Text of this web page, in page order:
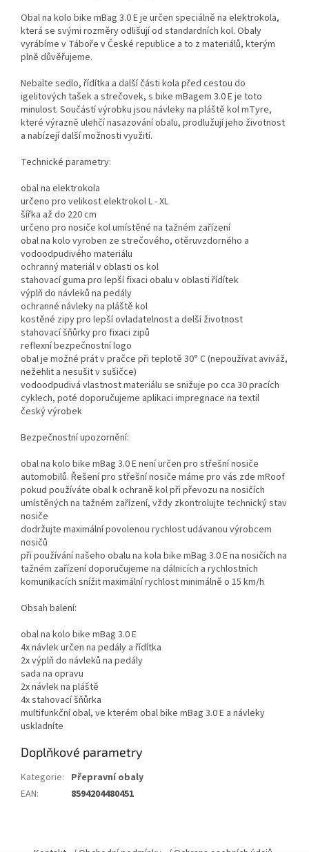
Obal na kolo bike mBag 3.0 E je určen speciálně na elektrokola,
která se svými rozměry odlišují od standardních kol. Obaly
vyrábíme v Táboře v České republice a to z materiálů, kterým
plně důvěřujeme.
Nebalte sedlo, řídítka a další části kola před cestou do
igelitových tašek a strečovek, s bike mBagem 3.0 E je toto
minulost. Součástí výrobku jsou návleky na pláště kol mTyre,
které výrazně ulehčí nasazování obalu, prodlužují jeho životnost
a nabízejí další možnosti využití.
Technické parametry:
obal na elektrokola
určeno pro velikost elektrokol L - XL
šířka až do 220 cm
určeno pro nosiče kol umístěné na tažném zařízení
obal na kolo vyroben ze strečového, otěruvzdorného a
vodoodpudivého materiálu
ochranný materiál v oblasti os kol
stahovací guma pro lepší fixaci obalu v oblasti řídítek
výplň do návleků na pedály
ochranné návleky na pláště kol
kostěné zipy pro lepší ovladatelnost a delší životnost
stahovací šňůrky pro fixaci zipů
reflexní bezpečnostní logo
obal je možné prát v pračce při teplotě 30° C (nepoužívat aviváž,
nežehlit a nesušit v sušičce)
vodoodpudivá vlastnost materiálu se snižuje po cca 30 pracích
cyklech, poté doporučujeme aplikaci impregnace na textil
český výrobek
Bezpečnostní upozornění:
obal na kolo bike mBag 3.0 E není určen pro střešní nosiče
automobilů. Řešení pro střešní nosiče máme pro vás zde mRoof
pokud používáte obal k ochraně kol při převozu na nosičích
umístěných na tažném zařízení, vždy zkontrolujte technický stav
nosiče
dodržujte maximální povolenou rychlost udávanou výrobcem
nosičů
při používání našeho obalu na kola bike mBag 3.0 E na nosičích na
tažném zařízení doporučujeme na dálnicích a rychlostních
komunikacích snížit maximální rychlost minimálně o 15 km/h
Obsah balení:
obal na kolo bike mBag 3.0 E
4x návlek určen na pedály a řídítka
2x výplň do návleků na pedály
sada na opravu
2x návlek na pláště
4x stahovací šňůrka
multifunkční obal, ve kterém obal bike mBag 3.0 E a návleky
uskladníte
Doplňkové parametry
Kategorie: Přepravní obaly
EAN: 8594204480451